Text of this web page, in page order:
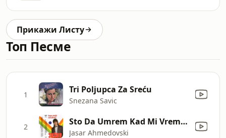
Прикажи Листу
Топ Песме
1 Tri Poljupca Za Sreću
Snezana Savic
2 Sto Da Umrem Kad Mi Vreme Nije
Jasar Ahmedovski